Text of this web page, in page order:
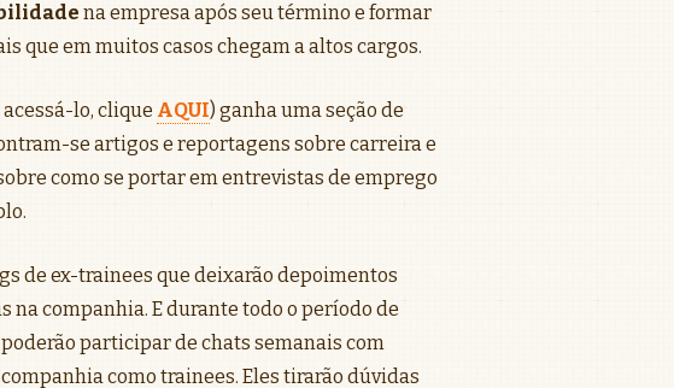
na empresa após seu término e formar
que em muitos casos chegam a altos cargos.
lo, clique AQUI) ganha uma seção de
se artigos e reportagens sobre carreira e
como se portar em entrevistas de emprego
de ex-trainees que deixarão depoimentos
na companhia. E durante todo o período de
participar de chats semanais com
como trainees. Eles tirarão dúvidas